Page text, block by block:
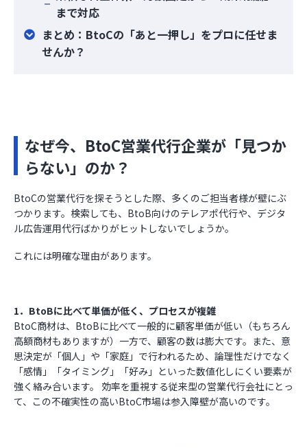
まで対応
まとめ：BtoCの「あと一押し」をプロに任せま
せんか？
なぜ今、BtoC営業代行企業が「見つか
らない」のか？
BtoCの営業代行を探そうとした際、多くのご担当者様が壁にぶ
つかります。検索しても、BtoB向けのテレアポ代行や、デジタ
ル広告運用代行ばかりがヒットしないでしょうか。
これには明確な理由があります。
1．BtoBに比べて単価が低く、プロセスが複雑
BtoC商材は、BtoBに比べて一般的に顧客単価が低い（もちろん
高額商材もありますが）一方で、顧客の数は膨大です。また、意
思決定が「個人」や「家庭」で行われるため、論理性だけでなく
「感情」「タイミング」「好み」といった数値化しにくい要素が
強く絡み合います。 効率を重視する従来型の営業代行会社にとっ
て、この不確実性の高いBtoC市場は参入障壁が高いのです。